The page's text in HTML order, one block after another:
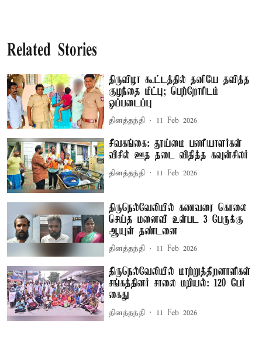
Related Stories
திருவிழா கூட்டத்தில் தனியே தவித்த
குழந்தை மீட்பு; பெற்றோரிடம்
ஒப்படைப்பு
தினத்தந்தி 11 Feb 2026
சிவகங்கை: தூய்மை பணியாளர்கள்
விசில் ஊத தடை விதித்த கவுன்சிலர்
தினத்தந்தி 11 Feb 2026
திருநெல்வேலியில் கணவரை கொலை
செய்த மனைவி உள்பட 3 பேருக்கு
ஆயுள் தண்டனை
தினத்தந்தி 11 Feb 2026
திருநெல்வேலியில் மாற்றுத்திறனாளிகள்
சங்கத்தினர் சாலை மறியல்: 120 பேர்
கைது
தினத்தந்தி 11 Feb 2026